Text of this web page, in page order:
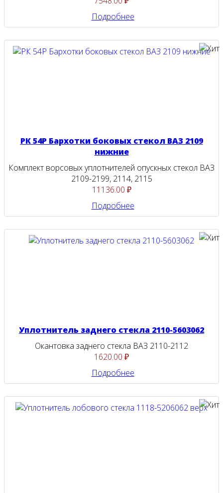
Подробнее
РК 54Р Бархотки боковых стекол ВАЗ 2109
нижние
Комплект ворсовых уплотнителей опускных стекол ВАЗ
2109-2199, 2114, 2115
11136.00 ₽
Подробнее
Уплотнитель заднего стекла 2110-5603062
Окантовка заднего стекла ВАЗ 2110-2112
1620.00 ₽
Подробнее